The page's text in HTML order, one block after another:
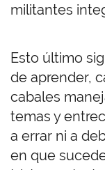
militantes
Esto último
de aprender,
cabales
temas y
a errar ni a
en que